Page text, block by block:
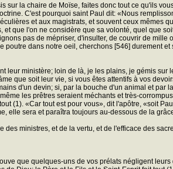
sur la chaire de Moïse, faites donc tout ce qu'ils
C'est pourquoi saint Paul dit: «Nous
et aux magistrats, et souvent ceux mêmes
que l'on ne considère que sa volonté, quel que
pas de mépriser, d'insulter, de couvrir de
dans notre oeil, cherchons [546] durement
ministère; loin de là, je les plains, je gémis
que soit leur vie, si vous êtes attentifs à vos
d'un devin; si, par la bouche d'un animal et par
les prêtres seraient méchants et très-
(1). «Car tout est pour vous», dit l'apôtre, «soit
elle sera et paraîtra toujours au-dessous de la
ministres, et de la vertu, et de l'efficace des
que quelques-uns de vos prélats négligent